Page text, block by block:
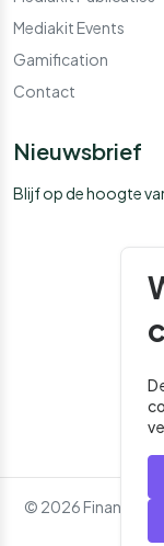
Mediakit Events
Gamification
Contact
Nieuwsbrief
Blijf op de hoogte
© 2026 Financial